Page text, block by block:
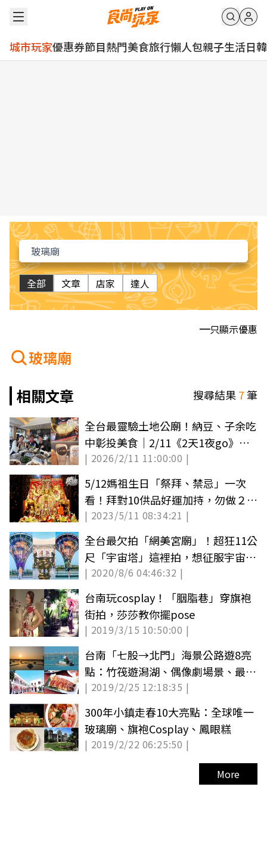
城市玩家優惠券節目熱門美食旅行懶人包親子生活日韓
全部 文章 店家 達人
只顯示優惠
玻璃廟
相關文章
搜尋結果7筆
全台最靈驗土地公廟！納豆、子余吃
中彰投美食｜2/11《2天1夜go》店
家資訊（中獎公布）
| 2026/2/11 11:00:00 |
5/12媽祖生日「祭拜、禁忌」一次
看！拜對10供品好運加持，勿做２事
對神不敬
| 2023/5/11 08:34:21 |
全台最欠拍「網美宮廟」！超狂11公
尺「宇宙塔」這裡拍，想征服宇宙快
來
| 2020/8/6 04:46:32 |
台南玩cosplay！「胭脂巷」穿旗袍
街拍，莎莎教你擺pose
| 2019/3/15 10:50:00 |
台南「七股→北門」海景公路遊8亮
點：竹筏遊潟湖、偶像劇場景、最美
夕照
| 2019/2/25 12:18:35 |
300年小鎮走春10大亮點：全球唯一
玻璃廟、旗袍Cosplay、鳳眼糕
| 2019/2/22 06:25:50 |
More